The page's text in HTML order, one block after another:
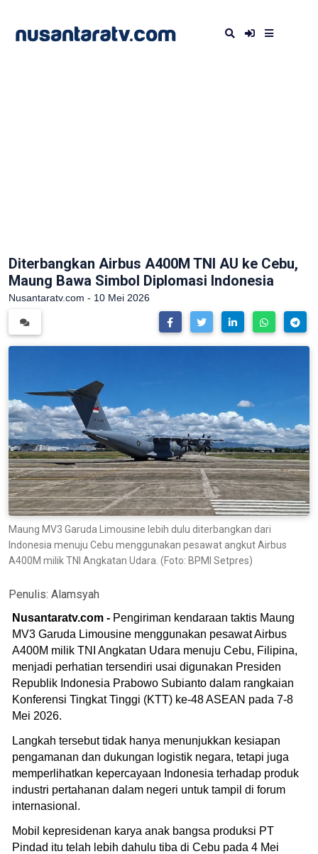
Diterbangkan Airbus A400M TNI AU ke Cebu,
Maung Bawa Simbol Diplomasi Indonesia
Nusantaratv.com - 10 Mei 2026
Maung MV3 Garuda Limousine lebih dulu diterbangkan dari
Indonesia menuju Cebu menggunakan pesawat angkut Airbus
A400M milik TNI Angkatan Udara. (Foto: BPMI Setpres)
Penulis: Alamsyah
Nusantaratv.com - Pengiriman kendaraan taktis Maung
MV3 Garuda Limousine menggunakan pesawat Airbus
A400M milik TNI Angkatan Udara menuju Cebu, Filipina,
menjadi perhatian tersendiri usai digunakan Presiden
Republik Indonesia Prabowo Subianto dalam rangkaian
Konferensi Tingkat Tinggi (KTT) ke-48 ASEAN pada 7-8
Mei 2026.
Langkah tersebut tidak hanya menunjukkan kesiapan
pengamanan dan dukungan logistik negara, tetapi juga
memperlihatkan kepercayaan Indonesia terhadap produk
industri pertahanan dalam negeri untuk tampil di forum
internasional.
Mobil kepresidenan karya anak bangsa produksi PT
Pindad itu telah lebih dahulu tiba di Cebu pada 4 Mei